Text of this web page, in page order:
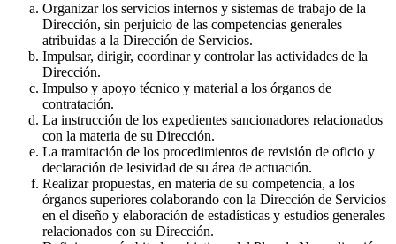
Organizar los servicios internos y sistemas de trabajo de la
Dirección, sin perjuicio de las competencias generales
atribuidas a la Dirección de Servicios.
Impulsar, dirigir, coordinar y controlar las actividades de la
Dirección.
Impulso y apoyo técnico y material a los órganos de
contratación.
La instrucción de los expedientes sancionadores relacionados
con la materia de su Dirección.
La tramitación de los procedimientos de revisión de oficio y
declaración de lesividad de su área de actuación.
Realizar propuestas, en materia de su competencia, a los
órganos superiores colaborando con la Dirección de Servicios
en el diseño y elaboración de estadísticas y estudios generales
relacionados con su Dirección.